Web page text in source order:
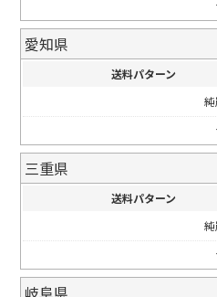
愛知県
送料パターン
三重県
送料パターン
岐阜県